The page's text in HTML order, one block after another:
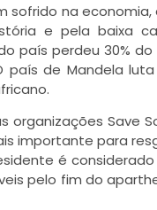
sofrido na
e pela baixa
país perdeu 30%
país de Mandela
organizações Save
importante para
é
pelo fim do